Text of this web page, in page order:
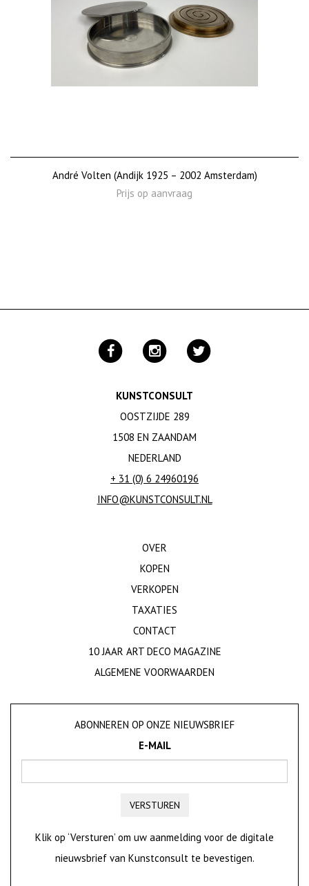
André Volten (Andijk 1925 – 2002 Amsterdam)
Prijs op aanvraag
KUNSTCONSULT
OOSTZIJDE 289
1508 EN ZAANDAM
NEDERLAND
+ 31 (0) 6 24960196
INFO@KUNSTCONSULT.NL
OVER
KOPEN
VERKOPEN
TAXATIES
CONTACT
10 JAAR ART DECO MAGAZINE
ALGEMENE VOORWAARDEN
ABONNEREN OP ONZE NIEUWSBRIEF
E-MAIL
VERSTUREN
Klik op ‘Versturen’ om uw aanmelding voor de digitale
nieuwsbrief van Kunstconsult te bevestigen.